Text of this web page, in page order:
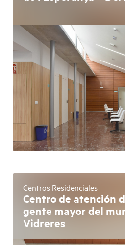
Centros Residenciales
Centro de atención
gente mayor del
Vidreres